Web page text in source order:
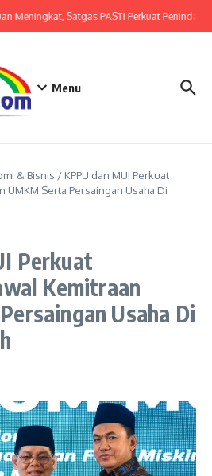
Meningkat, Satgas PASTI Perkuat Penindakan
Menu
& Bisnis / KPPU dan MUI Perkuat
UMKM Serta Persaingan Usaha Di
Perkuat
Kemitraan
Usaha Di